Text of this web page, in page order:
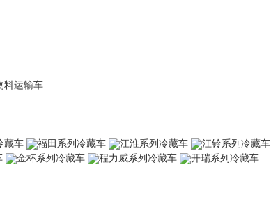
料运输车
藏车 福田系列冷藏车 江淮系列冷藏车 江铃系列冷藏车
金杯系列冷藏车 程力威系列冷藏车
开瑞系列冷藏车